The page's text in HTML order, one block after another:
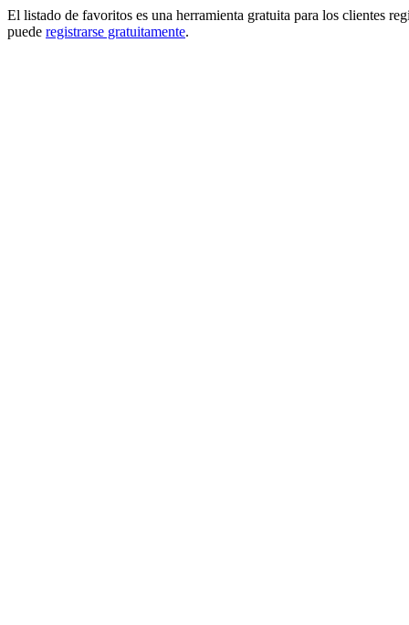
El listado de favoritos es una herramienta gratuita para los clientes
puede registrarse gratuitamente.